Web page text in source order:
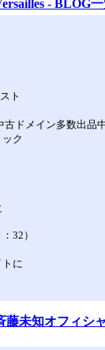
- BLOG
ト
古ドメイン多数出品
ク
32）
に
藤未知オフィシ